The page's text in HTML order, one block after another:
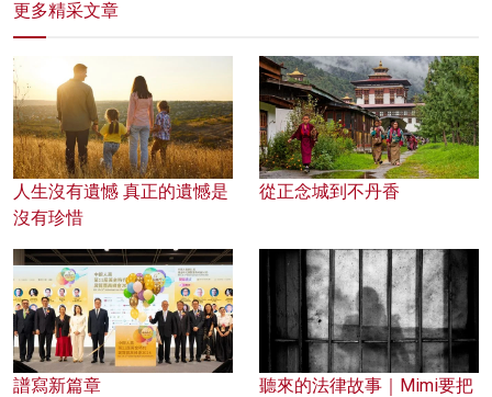
更多精采文章
人生沒有遺憾 真正的遺憾是
沒有珍惜
從正念城到不丹香
譜寫新篇章
聽來的法律故事｜Mimi要把